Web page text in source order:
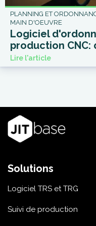
PLANNING ET
MAIN D'OEUVRE
Logiciel
production CNC:
Lire l'article
Solutions
Logiciel TRS et TRG
Suivi de production